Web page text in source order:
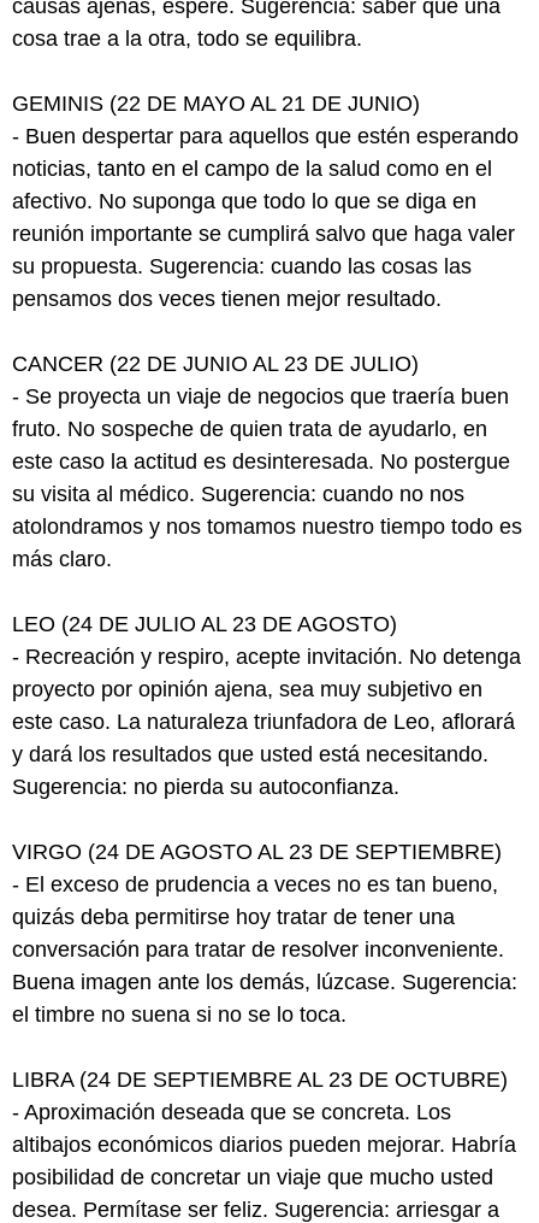
causas ajenas, espere. Sugerencia: saber que una
cosa trae a la otra, todo se equilibra.
GEMINIS (22 DE MAYO AL 21 DE JUNIO)
- Buen despertar para aquellos que estén esperando
noticias, tanto en el campo de la salud como en el
afectivo. No suponga que todo lo que se diga en
reunión importante se cumplirá salvo que haga valer
su propuesta. Sugerencia: cuando las cosas las
pensamos dos veces tienen mejor resultado.
CANCER (22 DE JUNIO AL 23 DE JULIO)
- Se proyecta un viaje de negocios que traería buen
fruto. No sospeche de quien trata de ayudarlo, en
este caso la actitud es desinteresada. No postergue
su visita al médico. Sugerencia: cuando no nos
atolondramos y nos tomamos nuestro tiempo todo es
más claro.
LEO (24 DE JULIO AL 23 DE AGOSTO)
- Recreación y respiro, acepte invitación. No detenga
proyecto por opinión ajena, sea muy subjetivo en
este caso. La naturaleza triunfadora de Leo, aflorará
y dará los resultados que usted está necesitando.
Sugerencia: no pierda su autoconfianza.
VIRGO (24 DE AGOSTO AL 23 DE SEPTIEMBRE)
- El exceso de prudencia a veces no es tan bueno,
quizás deba permitirse hoy tratar de tener una
conversación para tratar de resolver inconveniente.
Buena imagen ante los demás, lúzcase. Sugerencia:
el timbre no suena si no se lo toca.
LIBRA (24 DE SEPTIEMBRE AL 23 DE OCTUBRE)
- Aproximación deseada que se concreta. Los
altibajos económicos diarios pueden mejorar. Habría
posibilidad de concretar un viaje que mucho usted
desea. Permítase ser feliz. Sugerencia: arriesgar a